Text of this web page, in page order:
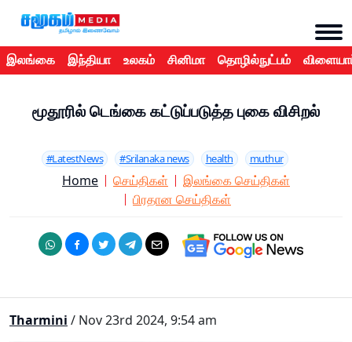
இலங்கை இந்தியா உலகம் சினிமா தொழில்நுட்பம்
மூதூரில் டெங்கை கட்டுப்படுத்த புகை விசிறல்
#LatestNews #Srilanaka news health muthur
Home செய்திகள்
இலங்கை செய்திகள்
பிரதான செய்திகள்
Tharmini / Nov 23rd 2024, 9:54 am